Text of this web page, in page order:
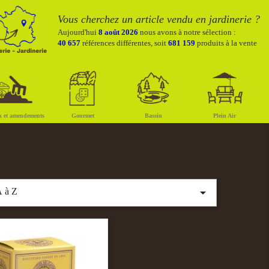
Vous cherchez un article vendu en jardinerie ?
Aujourd'hui 8 août 2026 nous avons à notre sélection :
40 657 références différentes, soit 681 159 produits à la vente
et amendements Gourmet Bassin Plein Air
à Z 